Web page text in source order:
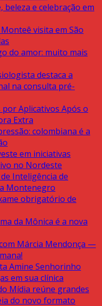
beleza e celebração em
visita em São
do amor: muito mais
destaca a
na consulta pré-
Aplicativos Após o
Extra
colombiana é a
em iniciativas
no Nordeste
Inteligência de
Montenegro
obrigatório de
da Mônica é a nova
Márcia Mendonça —
Amine Senhorinho
em sua clínica
Mídia reúne grandes
do novo formato